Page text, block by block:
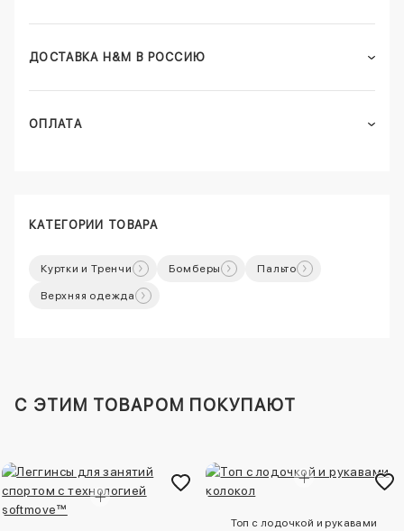
ДОСТАВКА H&M В РОССИЮ
ОПЛАТА
КАТЕГОРИИ ТОВАРА
Куртки и Тренчи Бомберы Пальто
Верхняя одежда
C ЭТИМ ТОВАРОМ ПОКУПАЮТ
Топ с лодочкой и рукавами